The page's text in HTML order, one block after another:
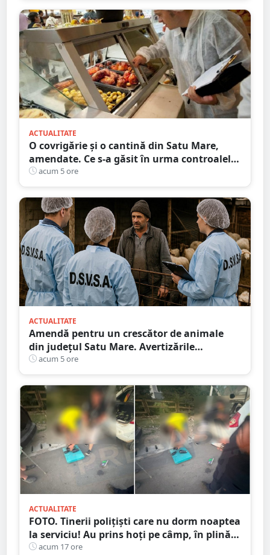
ACTUALITATE
O covrigărie și o cantină din Satu Mare,
amendate. Ce s-a găsit în urma controalelor
DSVSA
acum 5 ore
ACTUALITATE
Amendă pentru un crescător de animale
din județul Satu Mare. Avertizările
transmise de DSVSA
acum 5 ore
ACTUALITATE
FOTO. Tinerii polițiști care nu dorm noaptea
la serviciu! Au prins hoți pe câmp, în plină
noapte, în județul Satu Mare
acum 17 ore